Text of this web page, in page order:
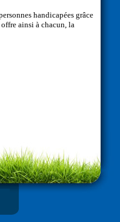
handicapées grâce
ainsi à chacun, la